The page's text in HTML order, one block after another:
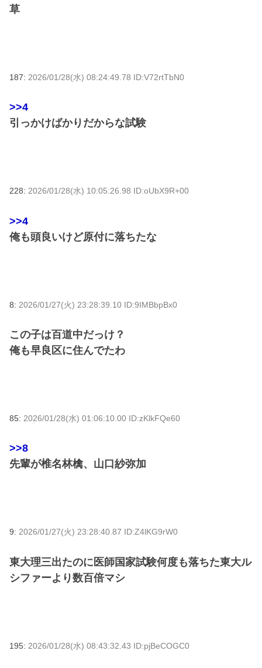
草
187: 2026/01/28(水) 08:24:49.78 ID:V72rtTbN0
>>4
引っかけばかりだからな試験
228: 2026/01/28(水) 10:05:26.98 ID:oUbX9R+00
>>4
俺も頭良いけど原付に落ちたな
8: 2026/01/27(火) 23:28:39.10 ID:9IMBbpBx0
この子は百道中だっけ？
俺も早良区に住んでたわ
85: 2026/01/28(水) 01:06:10.00 ID:zKlkFQe60
>>8
先輩が椎名林檎、山口紗弥加
9: 2026/01/27(火) 23:28:40.87 ID:Z4lKG9rW0
東大理三出たのに医師国家試験何度も落ちた東大ル
シファーより数百倍マシ
195: 2026/01/28(水) 08:43:32.43 ID:pjBeCOGC0